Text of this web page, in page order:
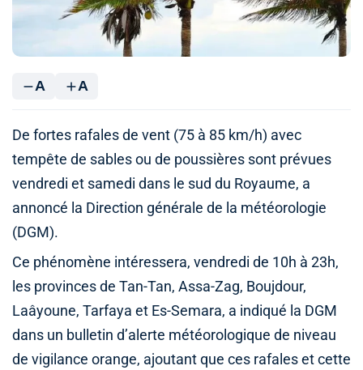
A A
De fortes rafales de vent (75 à 85 km/h) avec
tempête de sables ou de poussières sont prévues
vendredi et samedi dans le sud du Royaume, a
annoncé la Direction générale de la météorologie
(DGM).
Ce phénomène intéressera, vendredi de 10h à 23h,
les provinces de Tan-Tan, Assa-Zag, Boujdour,
Laâyoune, Tarfaya et Es-Semara, a indiqué la DGM
dans un bulletin d’alerte météorologique de niveau
de vigilance orange, ajoutant que ces rafales et cette